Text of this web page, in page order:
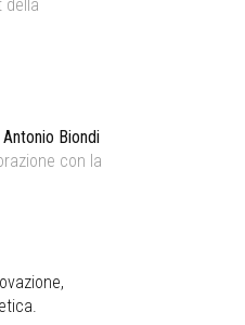
della
Biondi
con la